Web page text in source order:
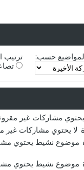
حسب:
ترتيب
يحتوي مشاركات غير
لا يحتوي مشاركات غير
موضوع نشيط يحتوي
موضوع نشيط يحتوي